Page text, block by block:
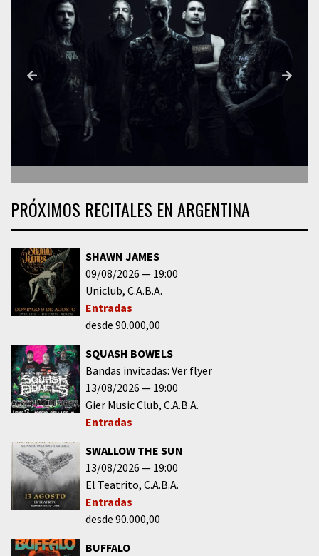
PRÓXIMOS RECITALES EN ARGENTINA
SHAWN JAMES
09/08/2026
19:00
Uniclub C.A.B.A.
Entradas
desde 90.000,00
SQUASH BOWELS
Bandas invitadas: Ver flyer
13/08/2026
19:00
Gier Music Club C.A.B.A.
Entradas
SWALLOW THE SUN
13/08/2026
19:00
El Teatrito C.A.B.A.
Entradas
desde 90.000,00
BUFFALO